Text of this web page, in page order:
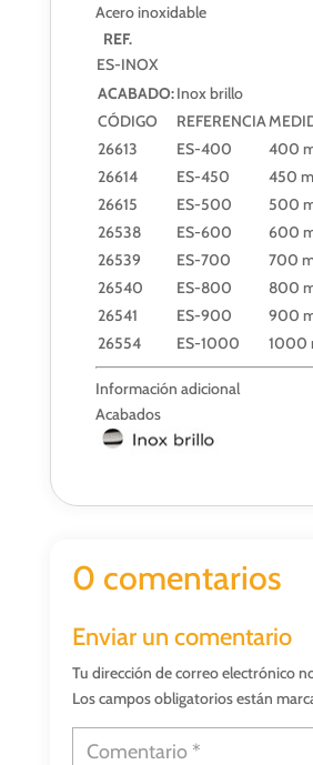
Acero inoxidable
REF.
ES-INOX
ACABADO:Inox brillo
CÓDIGO
REFERENCIA
26613
ES-400
400
26614
ES-450
450
26615
ES-500
500
26538
ES-600
600
26539
ES-700
700
26540
ES-800
800
26541
ES-900
900
26554
ES-1000 1000
Información adicional
Acabados
0 comentarios
Enviar un comentario
Tu dirección de correo electrónico
Los campos obligatorios están